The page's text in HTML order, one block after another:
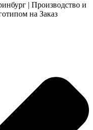
| Производство и
на Заказ